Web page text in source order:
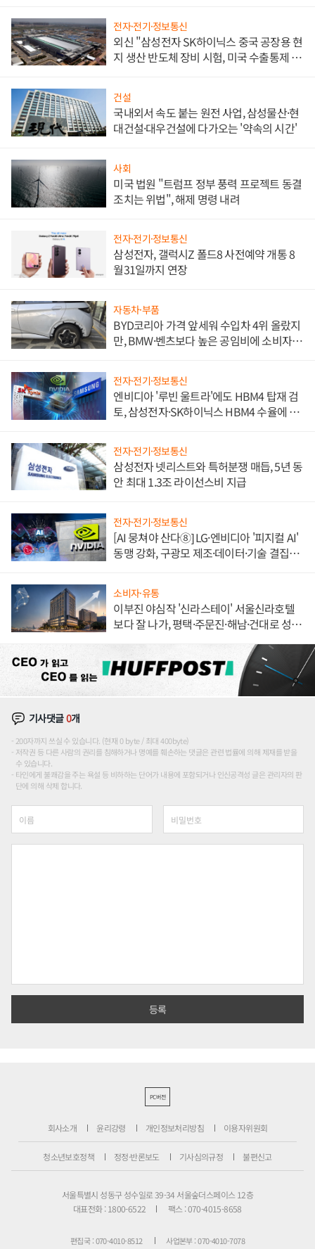
전자·전기·정보통신
외신 "삼성전자 SK하이닉스 중국 공장용 현
지 생산 반도체 장비 시험, 미국 수출통제 대
건설
국내외서 속도 붙는 원전 사업, 삼성물산·현
대건설·대우건설에 다가오는 '약속의 시간'
사회
미국 법원 "트럼프 정부 풍력 프로젝트 동결
조치는 위법", 해제 명령 내려
전자·전기·정보통신
삼성전자, 갤럭시Z 폴드8 사전예약 개통 8
월31일까지 연장
자동차·부품
BYD코리아 가격 앞세워 수입차 4위 올랐지
만, BMW·벤츠보다 높은 공임비에 소비자
전자·전기·정보통신
엔비디아 '루빈 울트라'에도 HBM4 탑재 검
토, 삼성전자·SK하이닉스 HBM4 수율에 주
전자·전기·정보통신
삼성전자 넷리스트와 특허분쟁 매듭, 5년 동
안 최대 1.3조 라이선스비 지급
전자·전기·정보통신
[AI 뭉쳐야 산다⑧] LG·엔비디아 '피지컬 AI'
동맹 강화, 구광모 제조·데이터·기술 결집
소비자·유통
이부진 야심작 '신라스테이' 서울신라호텔
보다 잘 나가, 평택·주문진·해남·건대로 성
기사댓글0개
200자까지 쓰실 수 있습니다. (현재 0 byte / 최대 400byte)
저작권 등 다른 사람의 권리를 침해하거나 명예를 훼손하는 댓글은 관련 법률에 의해 제재를 받을
수 있습니다.
타인에게 불쾌감을 주는 욕설 등 비하하는 단어가 내용에 포함되거나 인신공격성 글은 관리자의 판
단에 의해 삭제 합니다.
PC버전
회사소개 윤리강령 개인정보처리방침 이용자위원회
청소년보호정책 정정·반론보도 기사심의규정 불편신고
서울특별시 성동구 성수일로 39-34 서울숲더스페이스 12층
대표전화 : 1800-6522
팩스 : 070-4015-8658
편집국 : 070-4010-8512 사업본부 : 070-4010-7078